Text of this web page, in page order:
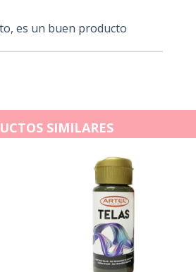
es un buen producto
SIMILARES